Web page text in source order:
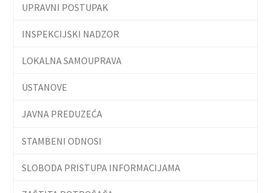
UPRAVNI POSTUPAK
INSPEKCIJSKI NADZOR
LOKALNA SAMOUPRAVA
USTANOVE
JAVNA PREDUZEĆA
STAMBENI ODNOSI
SLOBODA PRISTUPA INFORMACIJAMA